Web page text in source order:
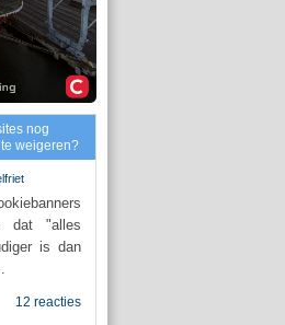
nog
weigeren?
dat "alles
is dan
12 reacties